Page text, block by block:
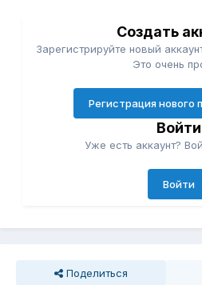
Создать
Зарегистрируйте новый
Это очень
Регистрация нового
Войти
Уже есть аккаунт?
Войти
Поделиться